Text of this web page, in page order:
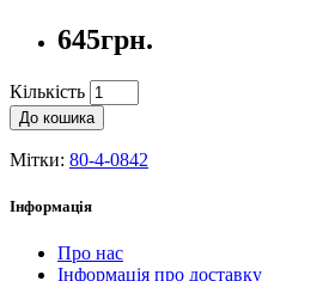
645грн.
Кількість
До кошика
Мітки: 80-4-0842
Інформація
Про нас
Інформація про доставку